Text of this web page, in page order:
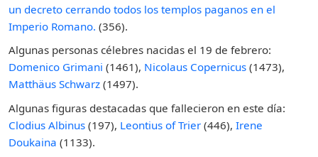
un decreto cerrando todos los templos paganos en el
Imperio Romano. (356).
Algunas personas célebres nacidas el 19 de febrero:
Domenico Grimani (1461), Nicolaus Copernicus (1473),
Matthäus Schwarz (1497).
Algunas figuras destacadas que fallecieron en este día:
Clodius Albinus (197), Leontius of Trier (446), Irene
Doukaina (1133).